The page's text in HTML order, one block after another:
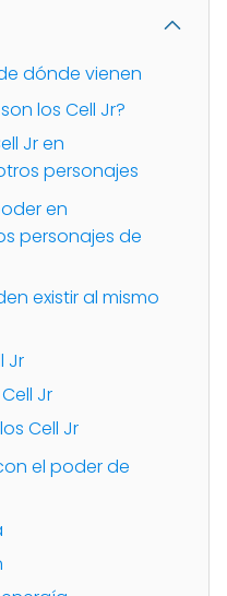
dónde vienen
los Cell Jr?
Jr en
personajes
en
personajes de
existir al mismo
Jr
Jr
Cell Jr
el poder de